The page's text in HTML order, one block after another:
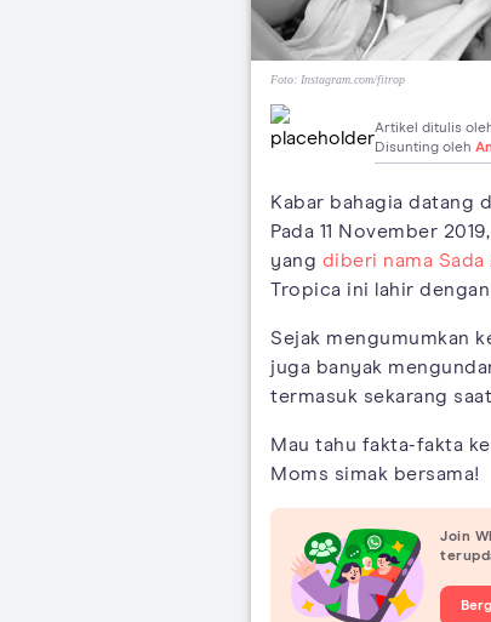
Foto: Instagram.com/fitrop
Artikel ditulis
Disunting oleh
Kabar bahagia datang
Pada 11 November
yang diberi nama Sada
Tropica ini lahir
Sejak mengumumkan
juga banyak
termasuk sekarang
Mau tahu fakta-fakta
Moms simak bersama!
Join